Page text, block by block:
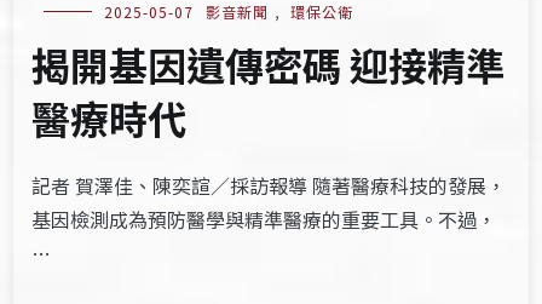
2025-05-07 影音新聞 , 環保公衛
揭開基因遺傳密碼 迎接精準
醫療時代
記者 賀澤佳、陳奕諠／採訪報導 隨著醫療科技的發展，
基因檢測成為預防醫學與精準醫療的重要工具。不過，
…